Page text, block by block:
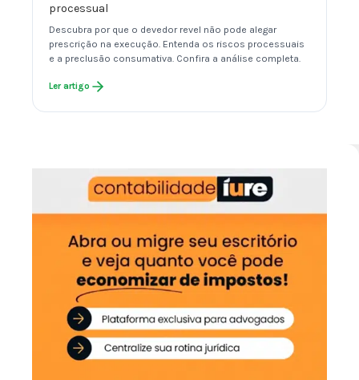
processual
Descubra por que o devedor revel não pode alegar
prescrição na execução. Entenda os riscos processuais
e a preclusão consumativa. Confira a análise completa.
Ler artigo